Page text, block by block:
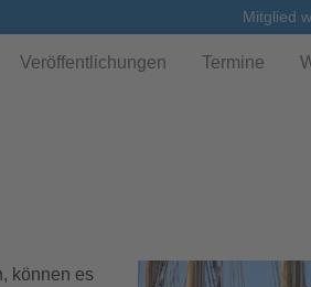
Mitglied
Veröffentlichungen Termine
können es